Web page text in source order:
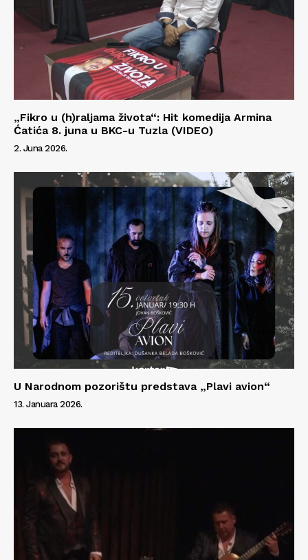
„Fikro u (h)raljama života“: Hit komedija Armina
Ćatića 8. juna u BKC-u Tuzla (VIDEO)
2. Juna 2026.
U Narodnom pozorištu predstava „Plavi avion“
13. Januara 2026.